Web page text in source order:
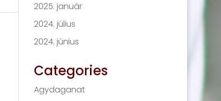
2025. január
2024. július
2024. június
Categories
Agydaganat